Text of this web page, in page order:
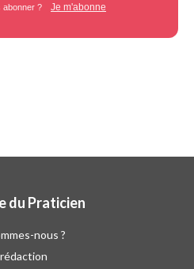
abonner ? Je m'abonne
du Praticien
nous ?